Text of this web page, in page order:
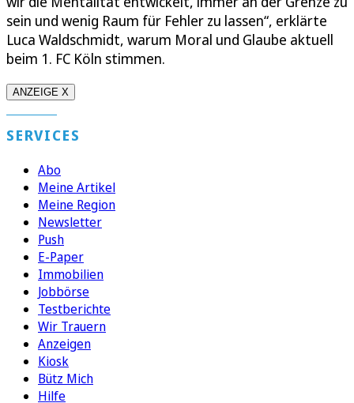
sein und wenig Raum für Fehler zu lassen“, erklärte
Luca Waldschmidt, warum Moral und Glaube aktuell
beim 1. FC Köln stimmen.
ANZEIGE X
SERVICES
Abo
Meine Artikel
Meine Region
Newsletter
Push
E-Paper
Immobilien
Jobbörse
Testberichte
Wir Trauern
Anzeigen
Kiosk
Bütz Mich
Hilfe